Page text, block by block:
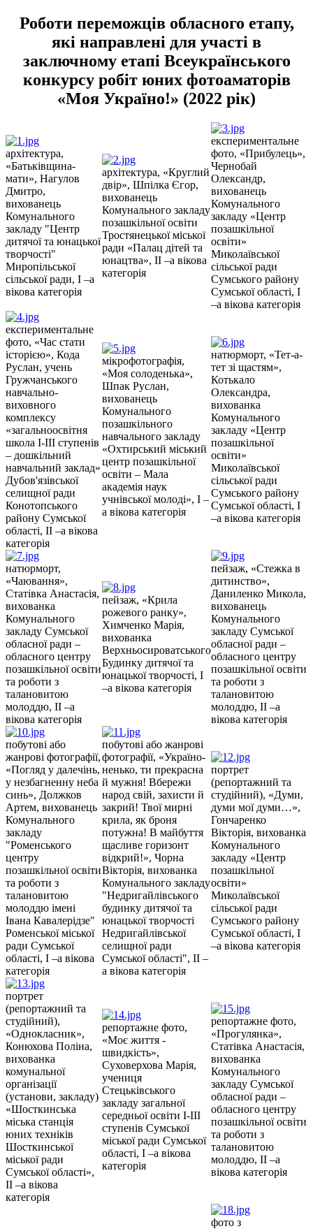
Роботи переможців обласного етапу,
які направлені для участі в
заключному етапі Всеукраїнського
конкурсу робіт юних фотоаматорів
«Моя Україно!» (2022 рік)
архітектура,
«Батьківщина-
мати», Нагулов
Дмитро,
вихованець
Комунального
закладу "Центр
дитячої та юнацької
творчості"
Миропільської
сільської ради, І –а
вікова категорія
архітектура, «Круглий
двір», Шпілка Єгор,
вихованець
Комунального закладу
позашкільної освіти
Тростянецької міської
ради «Палац дітей та
юнацтва», ІІ –а вікова
категорія
експериментальне
фото, «Прибулець»,
Чернобай
Олександр,
вихованець
Комунального
закладу «Центр
позашкільної
освіти»
Миколаївської
сільської ради
Сумського району
Сумської області, І
–а вікова категорія
експериментальне
фото, «Час стати
історією», Кода
Руслан, учень
Гружчанського
навчально-
виховного
комплексу
«загальноосвітня
школа І-ІІІ ступенів
– дошкільний
навчальний заклад»
Дубов'язівської
селищної ради
Конотопського
району Сумської
області, ІІ –а вікова
категорія
мікрофотографія,
«Моя солоденька»,
Шпак Руслан,
вихованець
Комунального
позашкільного
навчального закладу
«Охтирський міський
центр позашкільної
освіти – Мала
академія наук
учнівської молоді», І –
а вікова категорія
натюрморт, «Тет-а-
тет зі щастям»,
Котькало
Олександра,
вихованка
Комунального
закладу «Центр
позашкільної
освіти»
Миколаївської
сільської ради
Сумського району
Сумської області, І
–а вікова категорія
натюрморт,
«Чаювання»,
Статівка Анастасія,
вихованка
Комунального
закладу Сумської
обласної ради –
обласного центру
позашкільної освіти
та роботи з
талановитою
молоддю, ІІ –а
вікова категорія
пейзаж, «Крила
рожевого ранку»,
Химченко Марія,
вихованка
Верхньосироватського
Будинку дитячої та
юнацької творчості, І
–а вікова категорія
пейзаж, «Стежка в
дитинство»,
Даниленко Микола,
вихованець
Комунального
закладу Сумської
обласної ради –
обласного центру
позашкільної освіти
та роботи з
талановитою
молоддю, ІІ –а
вікова категорія
побутові або
жанрові фотографії,
«Погляд у далечінь,
у незбагненну неба
синь», Должков
Артем, вихованець
Комунального
закладу
"Роменського
центру
позашкільної освіти
та роботи з
талановитою
молоддю імені
Івана Кавалерідзе"
Роменської міської
ради Сумської
області, І –а вікова
категорія
побутові або жанрові
фотографії, «Україно-
ненько, ти прекрасна
й мужня! Вбережи
народ свій, захисти й
закрий! Твої мирні
крила, як броня
потужна! В майбуття
щасливе горизонт
відкрий!», Чорна
Вікторія, вихованка
Комунального закладу
"Недригайлівського
будинку дитячої та
юнацької творчості
Недригайлівської
селищної ради
Сумської області", ІІ –
а вікова категорія
портрет
(репортажний та
студійний), «Думи,
думи мої думи…»,
Гончаренко
Вікторія, вихованка
Комунального
закладу «Центр
позашкільної
освіти»
Миколаївської
сільської ради
Сумського району
Сумської області, І
–а вікова категорія
портрет
(репортажний та
студійний),
«Однокласник»,
Конюхова Поліна,
вихованка
комунальної
організації
(установи, закладу)
«Шосткинська
міська станція
юних техніків
Шосткинської
міської ради
Сумської області»,
ІІ –а вікова
категорія
репортажне фото,
«Моє життя -
швидкість»,
Суховерхова Марія,
учениця
Стецьківського
закладу загальної
середньої освіти І-ІІІ
ступенів Сумської
міської ради Сумської
області, І –а вікова
категорія
репортажне фото,
«Прогулянка»,
Статівка Анастасія,
вихованка
Комунального
закладу Сумської
обласної ради –
обласного центру
позашкільної освіти
та роботи з
талановитою
молоддю, ІІ –а
вікова категорія
фото з